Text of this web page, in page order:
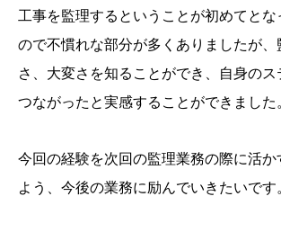
工事を監理するということが初めてとな
ので不慣れな部分が多くありましたが、
さ、大変さを知ることができ、自身のス
つながったと実感することができました
今回の経験を次回の監理業務の際に活か
よう、今後の業務に励んでいきたいです